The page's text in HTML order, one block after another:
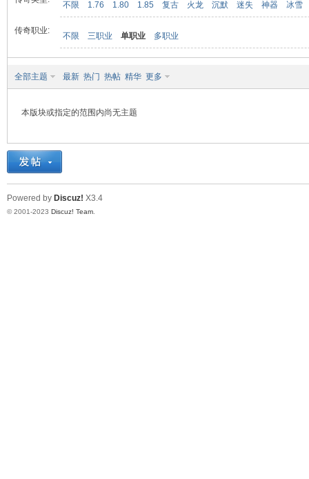
不限 1.76 1.80 1.85 复古 火龙 沉默 迷失 神器 冰雪
传奇职业:
不限 三职业 单职业 多职业
全部主题 最新 热门 热帖 精华 更多
本版块或指定的范围内尚无主题
Powered by Discuz! X3.4
© 2001-2023 Discuz! Team.